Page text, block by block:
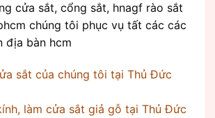
cửa sắt, cổng sắt, hnagf rào sắt
chúng tôi phục vụ tất các các
địa bàn hcm
sắt của chúng tôi tại Thủ Đức
làm cửa sắt giả gỗ tại Thủ Đức